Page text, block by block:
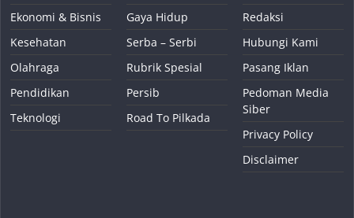
Ekonomi & Bisnis
Kesehatan
Olahraga
Pendidikan
Teknologi
Gaya Hidup
Serba – Serbi
Rubrik Spesial
Persib
Road To Pilkada
Redaksi
Hubungi Kami
Pasang Iklan
Pedoman Media
Siber
Privacy Policy
Disclaimer